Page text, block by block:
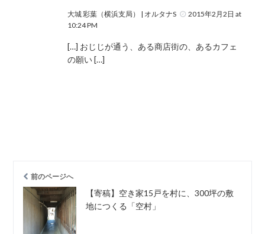
大城 彩葉（横浜支局） | オルタナS
2015年2月2日 at
10:24 PM
[…] おじじが通う、ある商店街の、あるカフェ
の願い […]
前のページへ
【寄稿】空き家15戸を村に、300坪の敷
地につくる「空村」